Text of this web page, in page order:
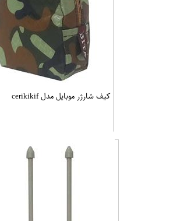
کیف شارژر موبایل مدل cerikikif